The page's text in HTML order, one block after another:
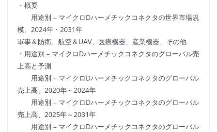
・概要
用途別 – マイクロDハーメチックコネクタの世界市場規
模、2024年・2031年
軍事＆防衛、航空＆UAV、医療機器、産業機器、その他
・用途別 – マイクロDハーメチックコネクタのグローバル売
上高と予測
用途別 – マイクロDハーメチックコネクタのグローバル
売上高、2020年～2024年
用途別 – マイクロDハーメチックコネクタのグローバル
売上高、2025年～2031年
用途別 – マイクロDハーメチックコネクタのグローバル